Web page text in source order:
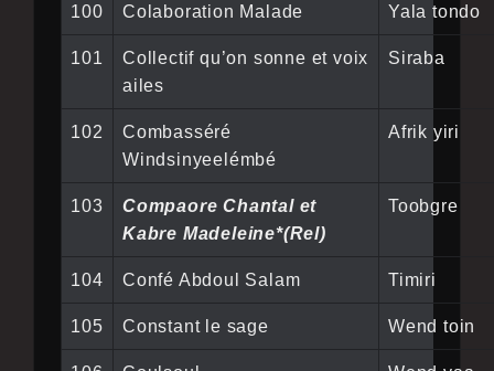
100 Colaboration Malade Yala tondo
101
Collectif qu’on sonne et voix
ailes
Siraba
102
Combasséré
Windsinyeelémbé
Afrik yiri
103
Compaore Chantal et
Kabre Madeleine*(Rel)
Toobgre
104 Confé Abdoul Salam Timiri
105 Constant le sage Wend toin